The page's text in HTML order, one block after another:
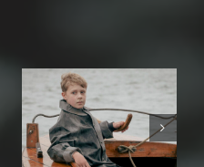
Rose